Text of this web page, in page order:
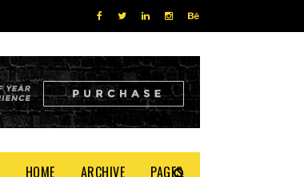
HOME ARCHIVE PAGES